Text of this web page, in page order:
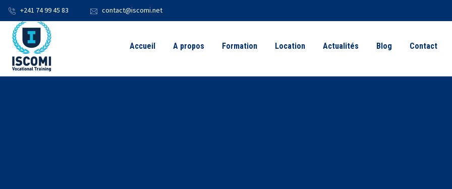
+241 74 99 45 83 contact@iscomi.net
Accueil A propos Formation Location Actualités Blog Contact